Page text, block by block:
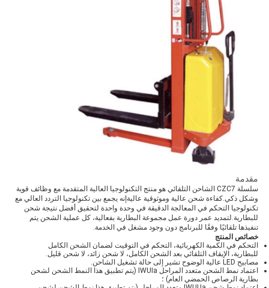
مقدمة
سلسلة CZC7 الشاحن التلقائي هو منتج التكنولوجيا العالية المتقدمة مع وظائف قوية
وشكل ذكي.كفاءة شحن عالية وموثوقية عاليةإنه يجمع بين تكنولوجيا التردد العالي مع
تكنولوجيا التحكم في المعالجة الدقيقة في وحدة واحدة لتحقيق أفضل نتيجة شحن
للبطارية.لتمديد عمر دورة عمل مجموعة البطارية بفعالية، كل عملية الشحن يتم
تنفيذها تلقائيًا وفقًا للبرنامج دون وجود مشغل في الخدمة.
خصائص المنتج
التحكم في الكمية الكهربائية، التحكم في التوقيت لضمان الشحن الكامل
للبطارية، الإيقاف التلقائي بعد الشحن الكامل، لا شحن زائد، لا شحن قليل.
مصابيح LED عالية الوضوح تشير إلى حالة تشغيل الشاحن.
اعتماد نمط الشحن متعدد المراحل IWUIa (يتم تطبيق هذا النمط الشحن لشحن
بطارية الرصاص الحمضي العام) ؛